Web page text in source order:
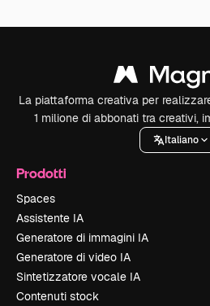
La piattaforma creativa per
1 milione di abbonati tra creativi,
Italiano
Prodotti
Spaces
Assistente IA
Generatore di immagini IA
Generatore di video IA
Sintetizzatore vocale IA
Contenuti stock